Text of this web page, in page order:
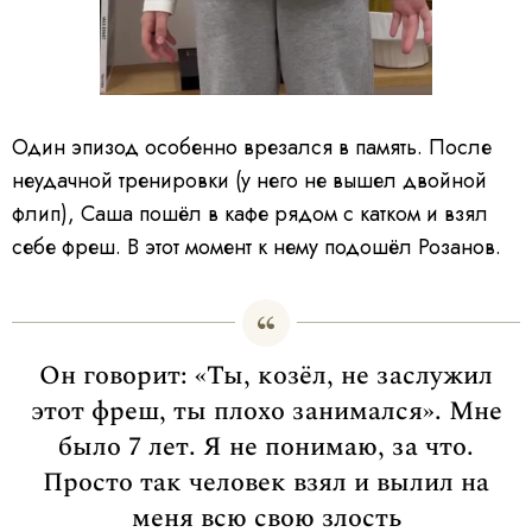
Один эпизод особенно врезался в память. После
неудачной тренировки (у него не вышел двойной
флип), Саша пошёл в кафе рядом с катком и взял
себе фреш. В этот момент к нему подошёл Розанов.
Он говорит: «Ты, козёл, не заслужил
этот фреш, ты плохо занимался». Мне
было 7 лет. Я не понимаю, за что.
Просто так человек взял и вылил на
меня всю свою злость